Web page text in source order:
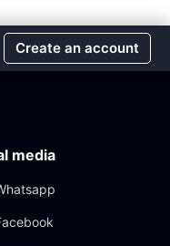
Create an account
media